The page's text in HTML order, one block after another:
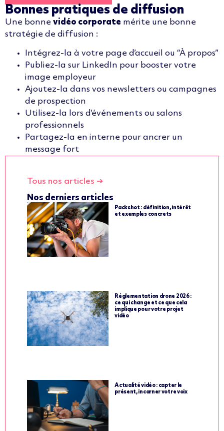
Bonnes pratiques de diffusion
Une bonne vidéo corporate mérite une bonne
stratégie de diffusion :
Intégrez-la à votre page d’accueil ou “À propos”
Publiez-la sur LinkedIn pour booster votre
image employeur
Ajoutez-la dans vos newsletters ou campagnes
de prospection
Utilisez-la lors d’événements ou salons
professionnels
Partagez-la en interne pour ancrer un
message fort
Tous nos articles ➔
Nos derniers articles
Packshot : définition, intérêt
et exemples concrets
Réglementation drone 2026 :
ce qui change et ce que cela
implique pour votre projet
vidéo
Actualité vidéo : capter le
présent, incarner votre voix